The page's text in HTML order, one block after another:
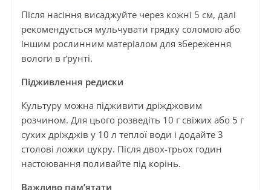
Після насіння висаджуйте через кожні 5 см, далі
рекомендується мульчувати грядку соломою або
іншим рослинним матеріалом для збереження
вологи в ґрунті.
Підживлення редиски
Культуру можна підживити дріжджовим
розчином. Для цього розведіть 10 г свіжих або 5 г
сухих дріжджів у 10 л теплої води і додайте 3
столові ложки цукру. Після двох-трьох годин
настоювання поливайте під корінь.
Важливо пам’ятати